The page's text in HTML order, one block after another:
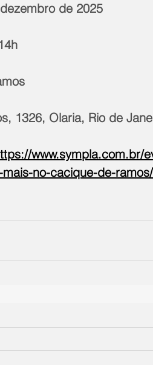
de 2025
1326, Olaria, Rio de
www.sympla.com.br/
no-cacique-de-